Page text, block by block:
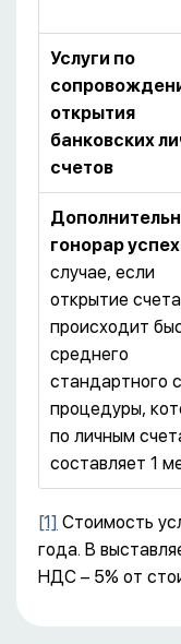
Услуги по
открытия
банковских
счетов
гонорар
случае, если
открытие счета
происходит
среднего
стандартного
процедуры,
по личным
составляет 1
[1] Стоимость
года. В
НДС – 5% от